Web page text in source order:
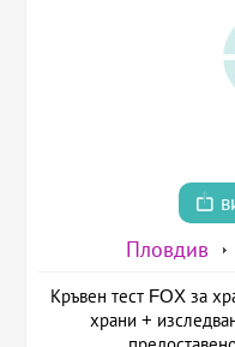
Пловдив
Кръвен тест FOX за
храни +